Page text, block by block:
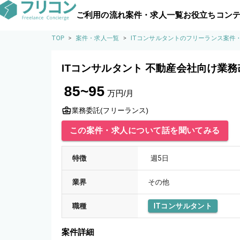
ご利用の流れ案件・求人一覧お役立ちコン
TOP > 案件・求人一覧 > ITコンサルタントのフリーランス案件
ITコンサルタント 不動産会社向け業
85~95 万円/月
業務委託(フリーランス)
この案件・求人について話を聞いてみる
特徴 週5日
業界 その他
職種 ITコンサルタント
案件詳細